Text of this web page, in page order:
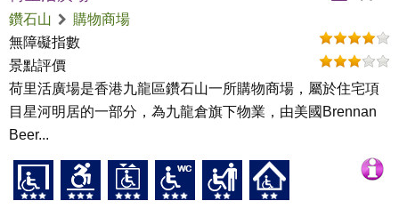
鑽石山
購物商場
無障礙指數
景點評價
荷里活廣場是香港九龍區鑽石山一所購物商場，屬於住宅項
目星河明居的一部分，為九龍倉旗下物業，由美國Brennan
Beer...